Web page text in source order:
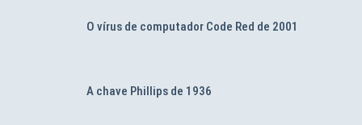
O vírus de computador Code Red de 2001
A chave Phillips de 1936